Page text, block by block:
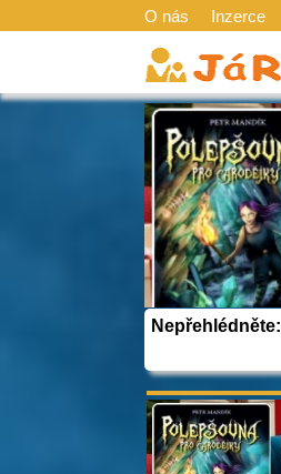
O nás Inzerce
Nepřehlédněte: